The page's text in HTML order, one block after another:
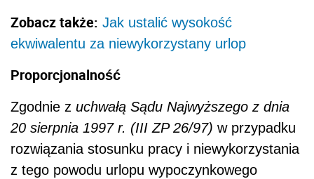
Zobacz także: Jak ustalić wysokość
ekwiwalentu za niewykorzystany urlop
Proporcjonalność
Zgodnie z uchwałą Sądu Najwyższego z dnia
20 sierpnia 1997 r. (III ZP 26/97) w przypadku
rozwiązania stosunku pracy i niewykorzystania
z tego powodu urlopu wypoczynkowego